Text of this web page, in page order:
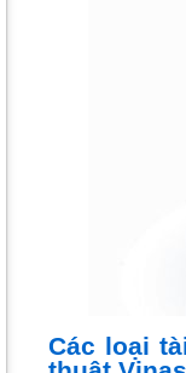
Các loại